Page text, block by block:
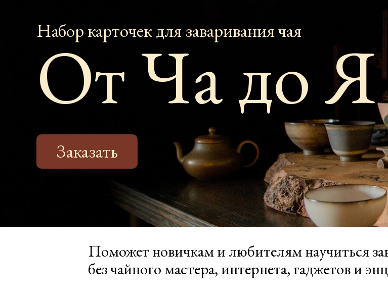
От Ча до Я
Набор карточек для заваривания чая
Заказать
Поможет новичкам и любителям научиться
без чайного мастера, интернета, гаджетов и